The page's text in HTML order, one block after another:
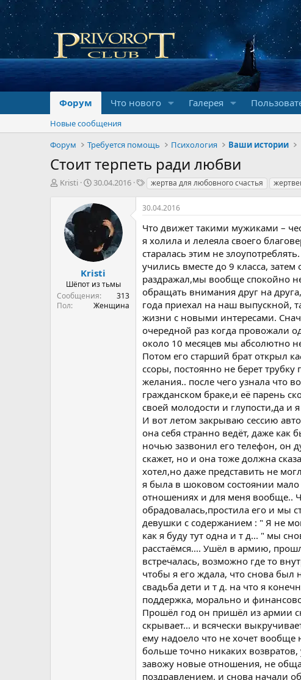
Форум Что нового Галерея
Новые сообщения
Форум
Требуется помощь Психология Ваши истории
Стоит терпеть ради любви
А
Kristi
Д
т
ч
а
л
а
30.04.2016
Т
г
и
жертва для любовного счастья
Kristi
Шёпот из тьмы
Сообщения
313
Пол
Женщина
30.04.2016
Что движет такими мужиками –
я холила и лелеяла своего
старалась этим не
учились вместе до 9 класса,
раздражал,мы вообще спокойно
обращать внимания друг на
года приехал на наш выпускной,
жизни с новыми интересами.
очередной раз когда провожали
около 10 месяцев мы абсолютно
Потом его старший брат открыл
ссоры, постоянно не берет
желания.. после чего узнала что
гражданском браке,и её парень
своей молодости и глупости,да и
И вот летом закрываю сессию
она себя странно ведёт, даже как
ночью зазвонил его телефон, он
скажет, но и она тоже должна
хотел,но даже представить не
я была в шоковом состоянии мало
отношениях и для меня вообще..
обрадовалась,простила его и мы
девушки с содержанием : " Я не
как я буду тут одна и т д... " мы
расстаёмся.... Ушёл в армию,
встречалась, возможно где то
чтобы я его ждала, что снова был
свадьба дети и т д. на что я
поддержка, морально и
Прошёл год он пришёл из армии
скрывает... и всячески
ему надоело что не хочет вообще
больше точно никаких
завожу новые отношения, не
поздравлением, и снова начали